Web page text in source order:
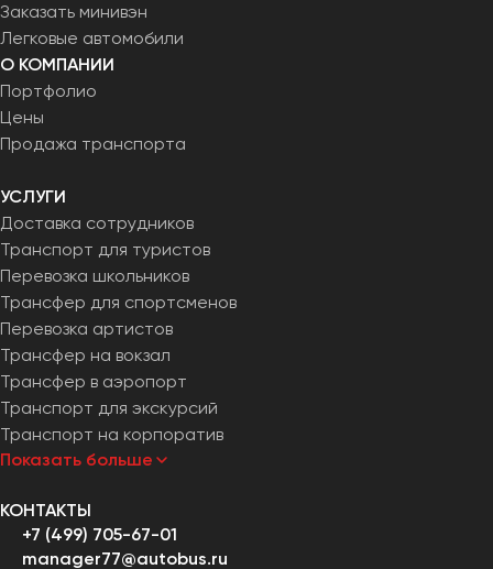
Заказать минивэн
Легковые автомобили
О КОМПАНИИ
Портфолио
Цены
Продажа транспорта
УСЛУГИ
Доставка сотрудников
Транспорт для туристов
Перевозка школьников
Трансфер для спортсменов
Перевозка артистов
Трансфер на вокзал
Трансфер в аэропорт
Транспорт для экскурсий
Транспорт на корпоратив
Показать больше
КОНТАКТЫ
+7 (499) 705-67-01
manager77@autobus.ru